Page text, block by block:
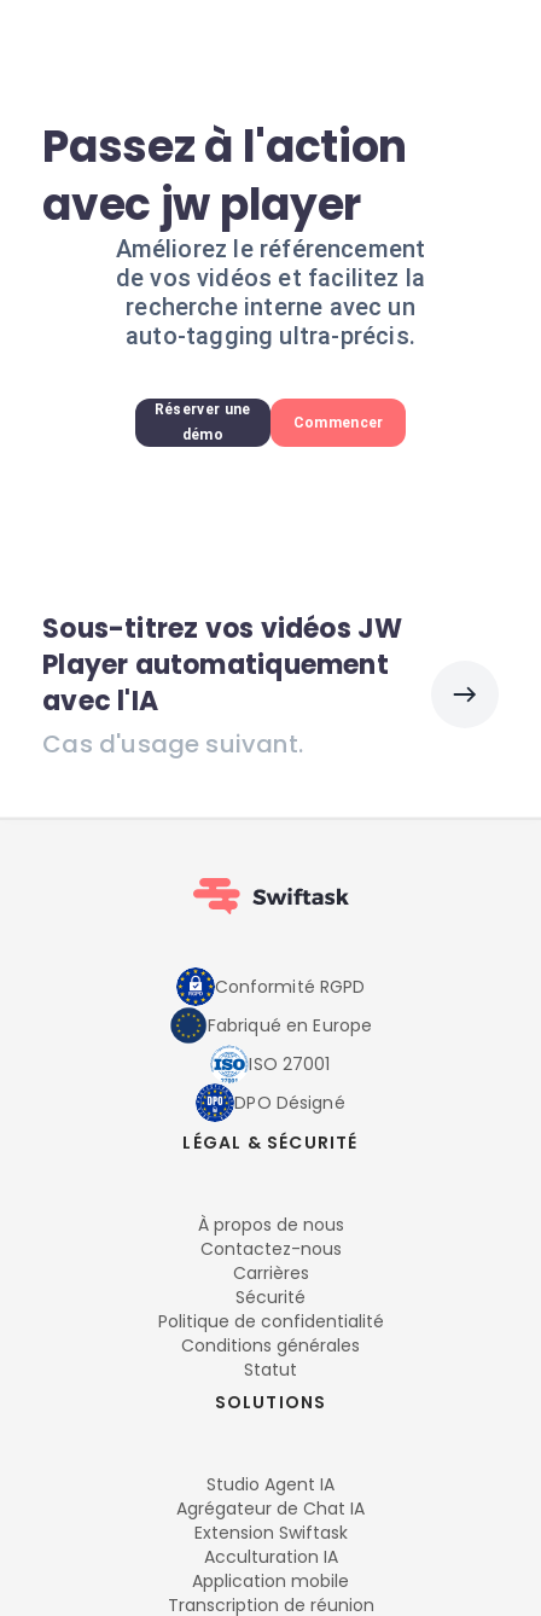
Passez à l'action
avec jw player
Améliorez le référencement
de vos vidéos et facilitez la
recherche interne avec un
auto-tagging ultra-précis.
Réserver une
démo
Commencer
Sous-titrez vos vidéos JW
Player automatiquement
avec l'IA
Cas d'usage suivant.
Conformité RGPD
Fabriqué en Europe
ISO 27001
DPO Désigné
LÉGAL & SÉCURITÉ
À propos de nous
Contactez-nous
Carrières
Sécurité
Politique de confidentialité
Conditions générales
Statut
SOLUTIONS
Studio Agent IA
Agrégateur de Chat IA
Extension Swiftask
Acculturation IA
Application mobile
Transcription de réunion